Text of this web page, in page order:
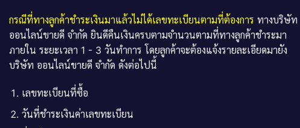
กรณีที่ทางลูกค้าชำระเงินมาแล้วไม่ได้เลขทะเบียนตามที่ต้องการ ทางบริษัท
ออนไลน์ขายดี จำกัด ยินดีคืนเงินครบตามจำนวนตามที่ทางลูกค้าชำระมา
ภายใน ระยะเวลา 1 - 3 วันทำการ โดยลูกค้าจะต้องแจ้งรายละเอียดมายัง
บริษัท ออนไลน์ขายดี จำกัด ดังต่อไปนี้
เลขทะเบียนที่ซื้อ
วันที่ชำระเงินค่าเลขทะเบียน